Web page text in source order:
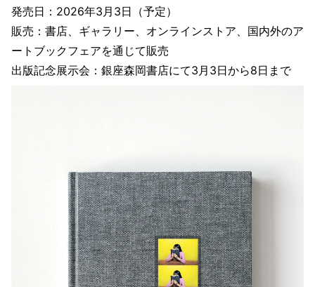
発売日：2026年3月3日（予定）
販売：書店、ギャラリー、オンラインストア、国内外のア
ートブックフェアを通じて販売
出版記念展示会：銀座森岡書店にて3月3日から8日まで